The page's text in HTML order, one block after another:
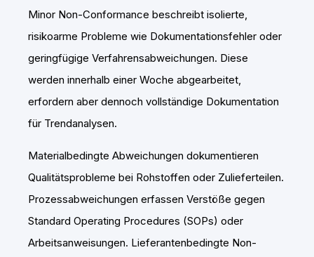
Minor Non-Conformance beschreibt isolierte,
risikoarme Probleme wie Dokumentationsfehler oder
geringfügige Verfahrensabweichungen. Diese
werden innerhalb einer Woche abgearbeitet,
erfordern aber dennoch vollständige Dokumentation
für Trendanalysen.
Materialbedingte Abweichungen dokumentieren
Qualitätsprobleme bei Rohstoffen oder Zulieferteilen.
Prozessabweichungen erfassen Verstöße gegen
Standard Operating Procedures (SOPs) oder
Arbeitsanweisungen. Lieferantenbedingte Non-